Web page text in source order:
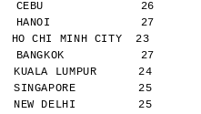
CEBU              26
27        37
HO CHI MINH CITY  23
27        34
LUMPUR      24
25        33
DELHI         25        34